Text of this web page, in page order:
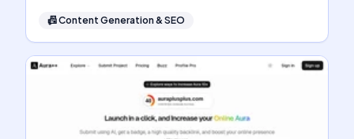
📠Content Generation & SEO